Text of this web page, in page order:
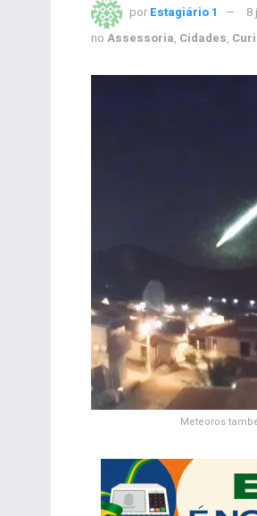
por Estagiário 1
8
no Assessoria, Cidades,
Meteoros